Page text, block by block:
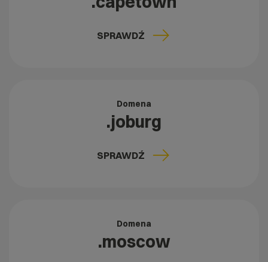
SPRAWDŹ
Domena
.joburg
SPRAWDŹ
Domena
.moscow